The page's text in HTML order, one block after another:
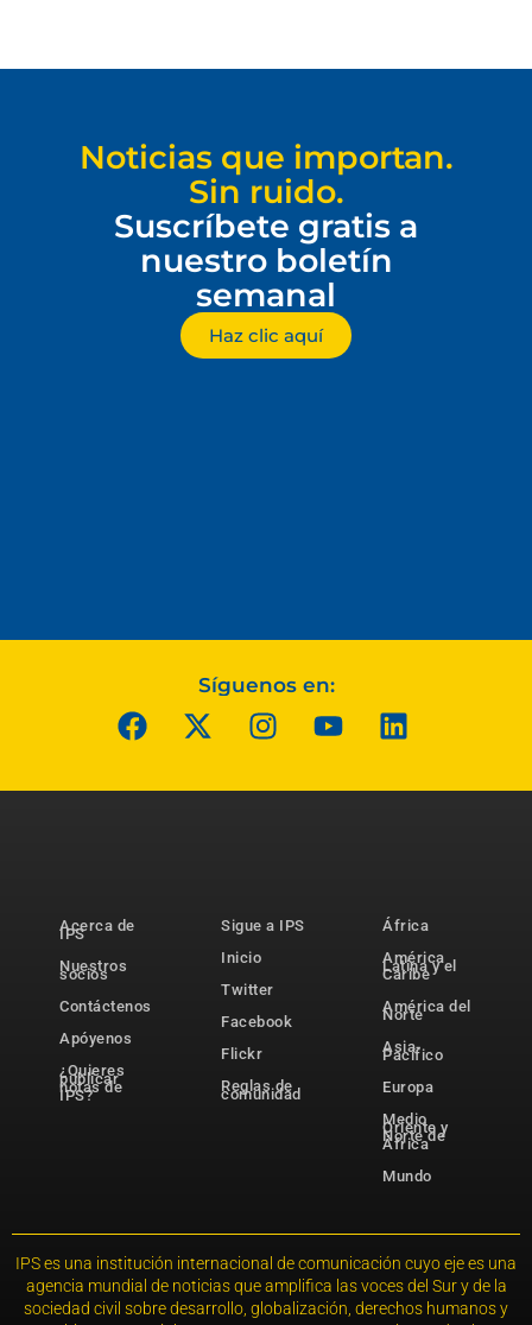
Noticias que importan.
Sin ruido.
Suscríbete gratis a
nuestro boletín
semanal
Haz clic aquí
Síguenos en:
Acerca de
IPS
Nuestros
socios
Contáctenos
Apóyenos
¿Quieres
publicar
notas de
IPS?
Sigue a IPS
Inicio
Twitter
Facebook
Flickr
Reglas de
comunidad
África
América
Latina y el
Caribe
América del
Norte
Asia-
Pacífico
Europa
Medio
Oriente y
Norte de
África
Mundo
IPS es una institución internacional de comunicación cuyo eje es una
agencia mundial de noticias que amplifica las voces del Sur y de la
sociedad civil sobre desarrollo, globalización, derechos humanos y